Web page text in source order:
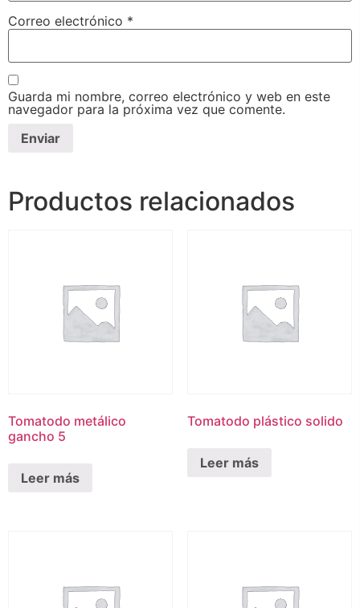
Correo electrónico *
Guarda mi nombre, correo electrónico y web en este
navegador para la próxima vez que comente.
Productos relacionados
Tomatodo metálico
gancho 5
Leer más
Tomatodo plástico solido
Leer más